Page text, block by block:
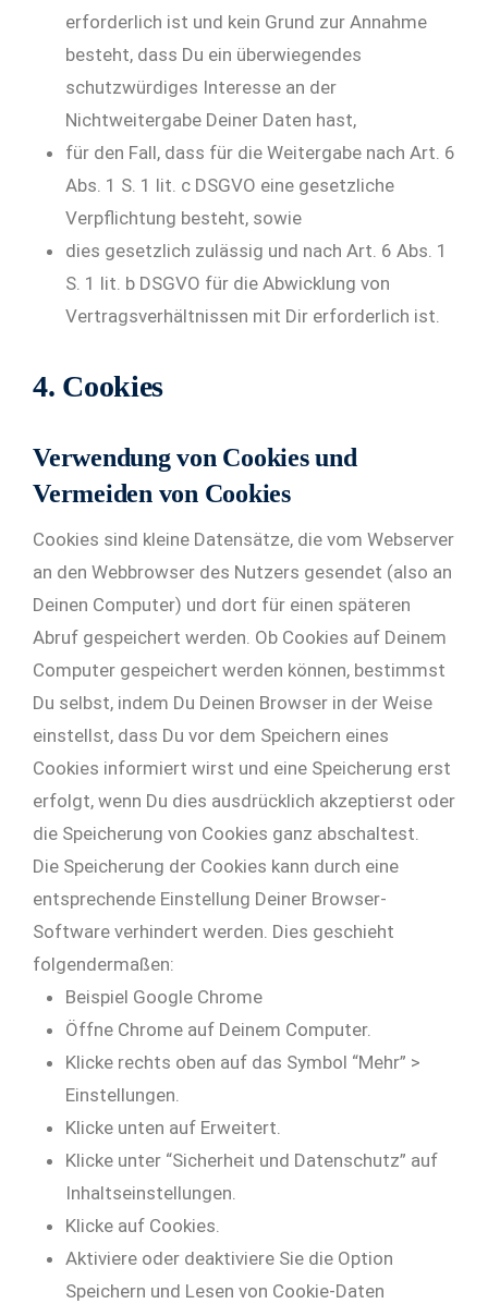
erforderlich ist und kein Grund zur Annahme
besteht, dass Du ein überwiegendes
schutzwürdiges Interesse an der
Nichtweitergabe Deiner Daten hast,
für den Fall, dass für die Weitergabe nach Art. 6
Abs. 1 S. 1 lit. c DSGVO eine gesetzliche
Verpflichtung besteht, sowie
dies gesetzlich zulässig und nach Art. 6 Abs. 1
S. 1 lit. b DSGVO für die Abwicklung von
Vertragsverhältnissen mit Dir erforderlich ist.
4. Cookies
Verwendung von Cookies und
Vermeiden von Cookies
Cookies sind kleine Datensätze, die vom Webserver
an den Webbrowser des Nutzers gesendet (also an
Deinen Computer) und dort für einen späteren
Abruf gespeichert werden. Ob Cookies auf Deinem
Computer gespeichert werden können, bestimmst
Du selbst, indem Du Deinen Browser in der Weise
einstellst, dass Du vor dem Speichern eines
Cookies informiert wirst und eine Speicherung erst
erfolgt, wenn Du dies ausdrücklich akzeptierst oder
die Speicherung von Cookies ganz abschaltest.
Die Speicherung der Cookies kann durch eine
entsprechende Einstellung Deiner Browser-
Software verhindert werden. Dies geschieht
folgendermaßen:
Beispiel Google Chrome
Öffne Chrome auf Deinem Computer.
Klicke rechts oben auf das Symbol “Mehr” >
Einstellungen.
Klicke unten auf Erweitert.
Klicke unter “Sicherheit und Datenschutz” auf
Inhaltseinstellungen.
Klicke auf Cookies.
Aktiviere oder deaktiviere Sie die Option
Speichern und Lesen von Cookie-Daten